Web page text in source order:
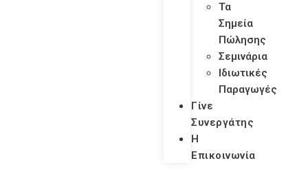
Τα
Σημεία
Πώλησης
Σεμινάρια
Ιδιωτικές
Παραγωγές
Γίνε
Συνεργάτης
Η
Επικοινωνία